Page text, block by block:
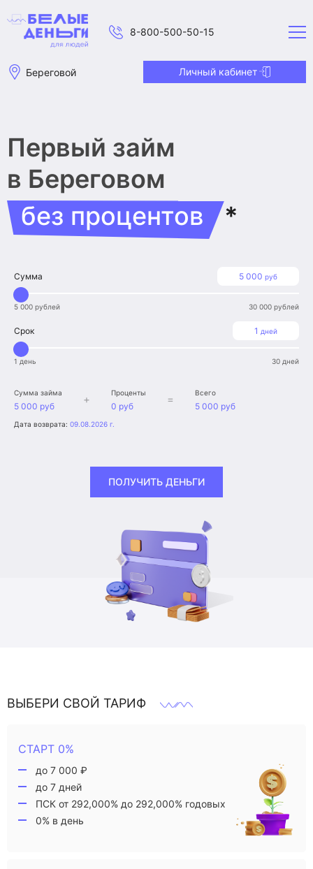
8-800-500-50-15
Береговой Личный кабинет
Первый займ
в Береговом
без процентов
*
5 000 руб
Сумма
5 000 рублей 30 000 рублей
1 дней
Срок
1 день 30 дней
Сумма займа
5 000 руб
+ Проценты
0 руб
= Всего
5 000 руб
Дата возврата: 09.08.2026 г.
ПОЛУЧИТЬ ДЕНЬГИ
ВЫБЕРИ СВОЙ ТАРИФ
СТАРТ 0%
до 7 000 ₽
до 7 дней
ПСК от 292,000% до 292,000% годовых
0% в день